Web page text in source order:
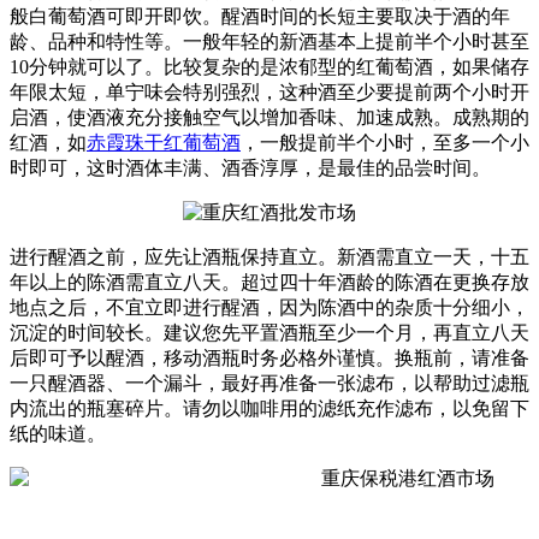
般白葡萄酒可即开即饮。醒酒时间的长短主要取决于酒的年
龄、品种和特性等。一般年轻的新酒基本上提前半个小时甚至
10分钟就可以了。比较复杂的是浓郁型的红葡萄酒，如果储存
年限太短，单宁味会特别强烈，这种酒至少要提前两个小时开
启酒，使酒液充分接触空气以增加香味、加速成熟。成熟期的
红酒，如赤霞珠干红葡萄酒 ，一般提前半个小时，至多一个小
时即可，这时酒体丰满、酒香淳厚，是最佳的品尝时间。
进行醒酒之前，应先让酒瓶保持直立。新酒需直立一天，十五
年以上的陈酒需直立八天。超过四十年酒龄的陈酒在更换存放
地点之后，不宜立即进行醒酒，因为陈酒中的杂质十分细小，
沉淀的时间较长。建议您先平置酒瓶至少一个月，再直立八天
后即可予以醒酒，移动酒瓶时务必格外谨慎。换瓶前，请准备
一只醒酒器、一个漏斗，最好再准备一张滤布，以帮助过滤瓶
内流出的瓶塞碎片。请勿以咖啡用的滤纸充作滤布，以免留下
纸的味道。